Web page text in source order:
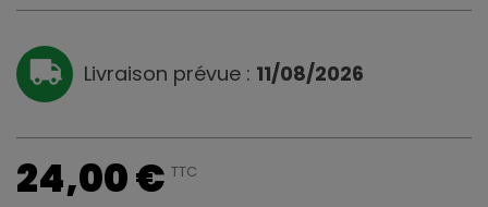
Livraison prévue : 11/08/2026
24,00 € TTC